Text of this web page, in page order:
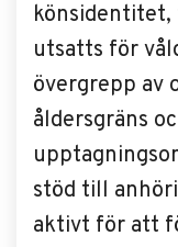
könsidentitet,
utsatts för
övergrepp av
åldersgräns
stöd till
aktivt för att